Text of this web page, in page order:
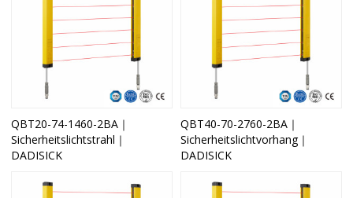
QBT20-74-1460-2BA｜
Sicherheitslichtstrahl｜
DADISICK
QBT40-70-2760-2BA｜
Sicherheitslichtvorhang｜
DADISICK